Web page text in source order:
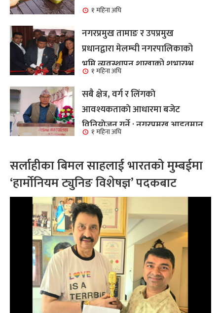
१ महिना अघि
नगरप्रमुख तामाङ र उपप्रमुख
प्रधानद्वारा मेलम्ची नगरपालिकाको
भूमि व्यवस्थापन शाखाको शुभारम्भ
कार्य सम्पन्न
१ महिना अघि
सबै क्षेत्र, वर्ग र लिंगकाे
आवश्यकताकाे आधारमा बजेट
विनियाेजन गर्ने : नगरप्रमुख आइतमान
तामाङ
१ महिना अघि
सर्लाहीका बिमल साहलाई भारतको मुम्बईमा
‘हार्मोनियम ट्युनिङ विशेषज्ञ’ पदकबाट
सम्मानित